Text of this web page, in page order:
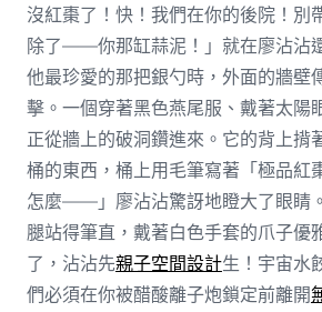
沒紅棗了！快！我們在你的後院！別
除了——你那缸蒜泥！」就在廖沾沾
他最珍愛的那把銀勺時，外面的牆壁
擊。一個穿著黑色燕尾服、戴著太陽
正從牆上的破洞鑽進來。它的背上揹
桶的東西，桶上用毛筆寫著「極品紅
怎麼——」廖沾沾驚訝地瞪大了眼睛
腿站得筆直，戴著白色手套的爪子優
了，沾沾先親子空間設計生！宇宙水
們必須在你被醋酸離子炮鎖定前離開